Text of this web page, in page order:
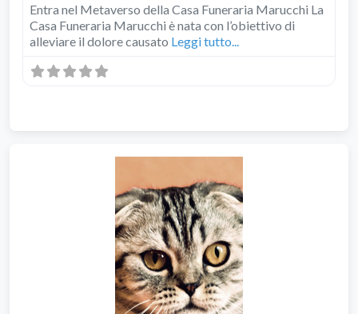
Entra nel Metaverso della Casa Funeraria Marucchi La
Casa Funeraria Marucchi è nata con l’obiettivo di
alleviare il dolore causato Leggi tutto...